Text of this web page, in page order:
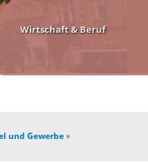
Wirtschaft & Beruf
und Gewerbe»